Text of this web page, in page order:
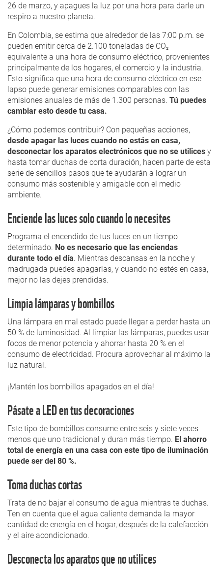
26 de marzo, y apagues la luz por una hora para darle un
respiro a nuestro planeta.
En Colombia, se estima que alrededor de las 7:00 p.m. se
pueden emitir cerca de 2.100 toneladas de CO₂
equivalente a una hora de consumo eléctrico, provenientes
principalmente de los hogares, el comercio y la industria.
Esto significa que una hora de consumo eléctrico en ese
lapso puede generar emisiones comparables con las
emisiones anuales de más de 1.300 personas. Tú puedes
cambiar esto desde tu casa.
¿Cómo podemos contribuir? Con pequeñas acciones,
desde apagar las luces cuando no estás en casa,
desconectar los aparatos electrónicos que no se utilices y
hasta tomar duchas de corta duración, hacen parte de esta
serie de sencillos pasos que te ayudarán a lograr un
consumo más sostenible y amigable con el medio
ambiente.
Enciende las luces solo cuando lo necesites
Programa el encendido de tus luces en un tiempo
determinado. No es necesario que las enciendas
durante todo el día. Mientras descansas en la noche y
madrugada puedes apagarlas, y cuando no estés en casa,
mejor no las dejes prendidas.
Limpia lámparas y bombillos
Una lámpara en mal estado puede llegar a perder hasta un
50 % de luminosidad. Al limpiar las lámparas, puedes usar
focos de menor potencia y ahorrar hasta 20 % en el
consumo de electricidad. Procura aprovechar al máximo la
luz natural.
¡Mantén los bombillos apagados en el día!
Pásate a LED en tus decoraciones
Este tipo de bombillos consume entre seis y siete veces
menos que uno tradicional y duran más tiempo. El ahorro
total de energía en una casa con este tipo de iluminación
puede ser del 80 %.
Toma duchas cortas
Trata de no bajar el consumo de agua mientras te duchas.
Ten en cuenta que el agua caliente demanda la mayor
cantidad de energía en el hogar, después de la calefacción
y el aire acondicionado.
Desconecta los aparatos que no utilices